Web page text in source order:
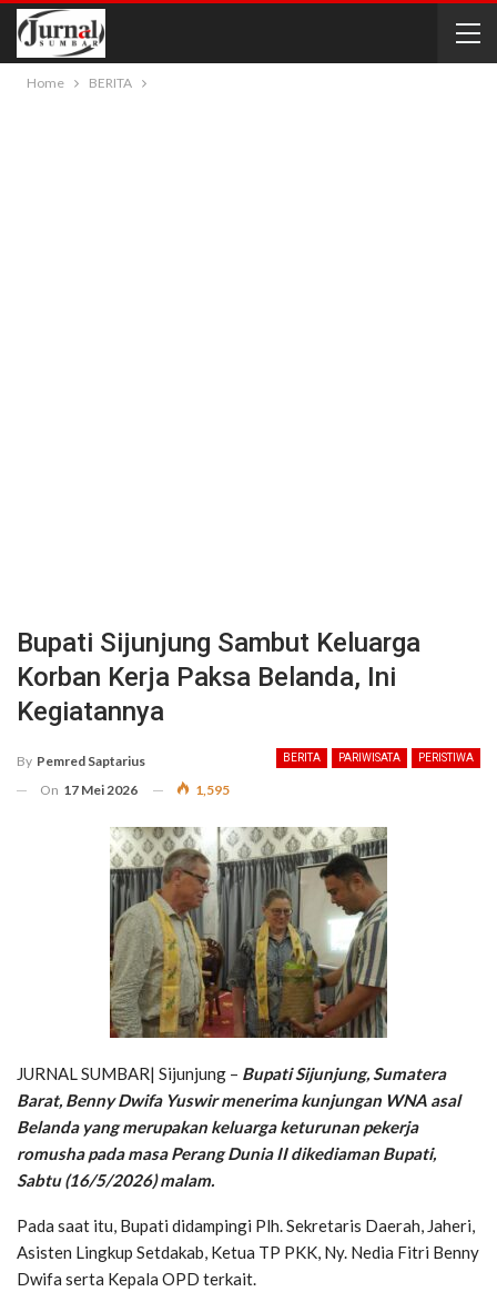
Home BERITA
Bupati Sijunjung Sambut Keluarga
Korban Kerja Paksa Belanda, Ini
Kegiatannya
BERITA PARIWISATA PERISTIWA
By Pemred Saptarius
On 17 Mei 2026 1,595
JURNAL SUMBAR| Sijunjung – Bupati Sijunjung, Sumatera
Barat, Benny Dwifa Yuswir menerima kunjungan WNA asal
Belanda yang merupakan keluarga keturunan pekerja
romusha pada masa Perang Dunia II dikediaman Bupati,
Sabtu (16/5/2026) malam.
Pada saat itu, Bupati didampingi Plh. Sekretaris Daerah, Jaheri,
Asisten Lingkup Setdakab, Ketua TP PKK, Ny. Nedia Fitri Benny
Dwifa serta Kepala OPD terkait.